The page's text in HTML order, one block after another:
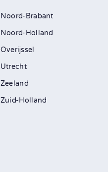
Noord-Brabant
Noord-Holland
Overijssel
Utrecht
Zeeland
Zuid-Holland